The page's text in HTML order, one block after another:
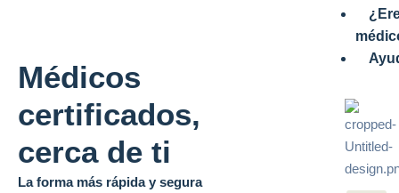
Médicos
certificados,
cerca de ti
La forma más rápida y segura